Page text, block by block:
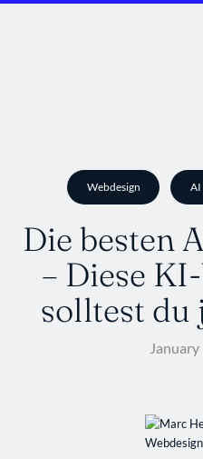
Webdesign AI
Die besten
– Diese
solltest du